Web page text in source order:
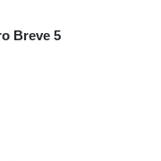
Breve 5